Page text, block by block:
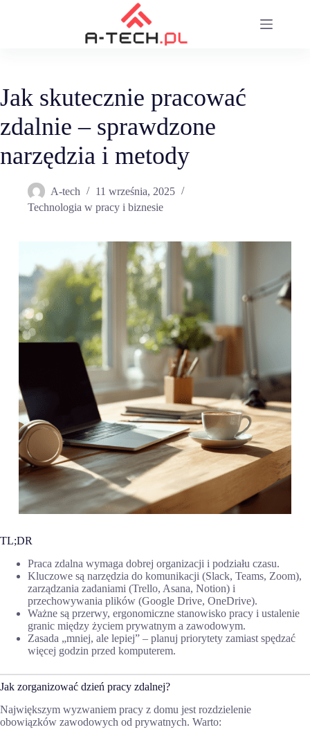
Jak skutecznie pracować
zdalnie – sprawdzone
narzędzia i metody
A-tech
11 września, 2025
Technologia w pracy i biznesie
TL;DR
Praca zdalna wymaga dobrej organizacji i podziału czasu.
Kluczowe są narzędzia do komunikacji (Slack, Teams, Zoom),
zarządzania zadaniami (Trello, Asana, Notion) i
przechowywania plików (Google Drive, OneDrive).
Ważne są przerwy, ergonomiczne stanowisko pracy i ustalenie
granic między życiem prywatnym a zawodowym.
Zasada „mniej, ale lepiej” – planuj priorytety zamiast spędzać
więcej godzin przed komputerem.
Jak zorganizować dzień pracy zdalnej?
Największym wyzwaniem pracy z domu jest rozdzielenie
obowiązków zawodowych od prywatnych. Warto: